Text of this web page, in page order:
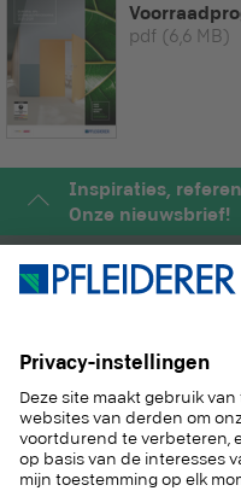
pdf (6,6 MB)
Inspiraties,
Onze nieuwsbrief!
PRODUCTEN
OPLOSSINGEN
DUURZAAM